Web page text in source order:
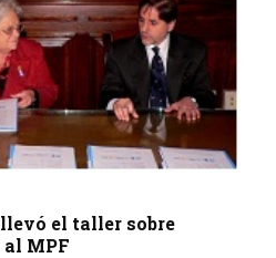
el taller sobre
al MPF